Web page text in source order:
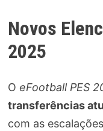
Novos
2025
O eFootball PES
transferências
com as